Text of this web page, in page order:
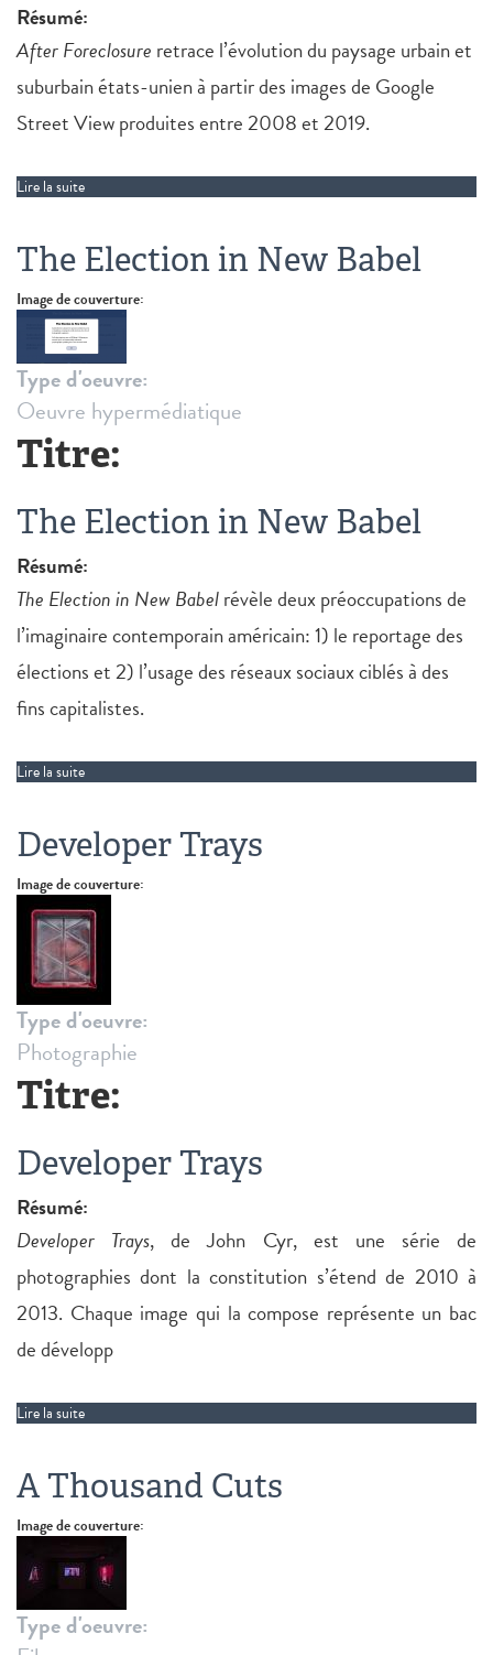
Résumé:
After Foreclosure retrace l’évolution du paysage urbain et
suburbain états-unien à partir des images de Google
Street View produites entre 2008 et 2019.
Lire la suite
The Election in New Babel
Image de couverture:
Type d'oeuvre:
Oeuvre hypermédiatique
Titre:
The Election in New Babel
Résumé:
The Election in New Babelrévèle deux préoccupations de
l’imaginaire contemporain américain: 1) le reportage des
élections et 2) l’usage des réseaux sociaux ciblés à des
fins capitalistes.
Lire la suite
Developer Trays
Image de couverture:
Type d'oeuvre:
Photographie
Titre:
Developer Trays
Résumé:
Developer Trays, de John Cyr, est une série de
photographies dont la constitution s’étend de 2010 à
2013. Chaque image qui la compose représente un bac
de développ
Lire la suite
A Thousand Cuts
Image de couverture:
Type d'oeuvre: